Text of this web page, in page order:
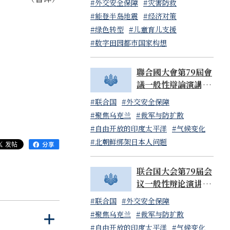
打
关
#外交安全保障 #灾害防救
#能登半岛地震 #经济对策
#绿色转型 #儿童育儿支援
#数字田园都市国家构想
聯合國大會第79屆會
議一般性辯論演講 岸
田文雄內閣總理大臣
（日本國常駐聯合國
代表山崎和之大使代
讀）
#联合国 #外交安全保障
#聚焦乌克兰 #裁军与防扩散
#自由开放的印度太平洋 #气候变化
#北朝鲜绑架日本人问题
联合国大会第79届会
议一般性辩论演讲 岸
田文雄内阁总理大臣
（日本国常驻联合国
代表山崎和之大使代
#联合国 #外交安全保障
#聚焦乌克兰 #裁军与防扩散
#自由开放的印度太平洋 #气候变化